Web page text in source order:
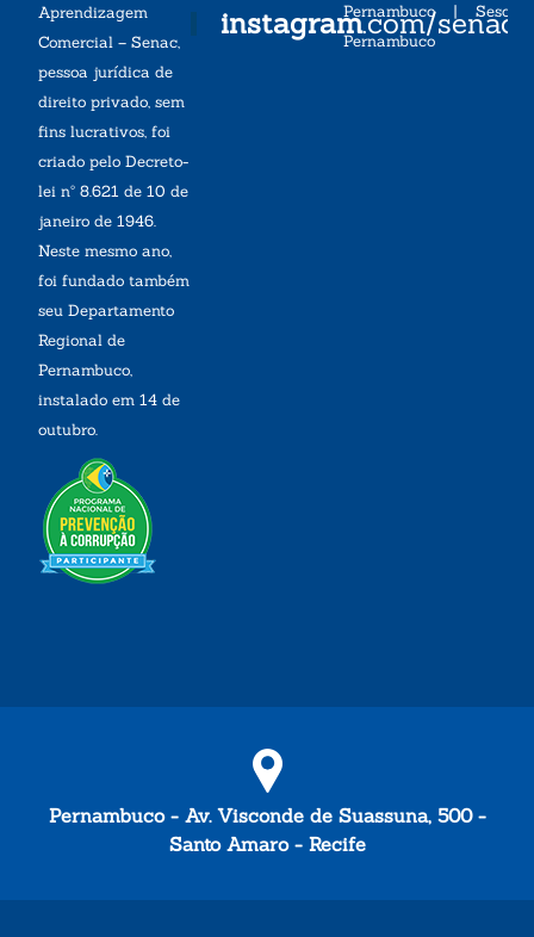
Aprendizagem
Comercial – Senac,
pessoa jurídica de
direito privado, sem
fins lucrativos, foi
criado pelo Decreto-
lei nº 8.621 de 10 de
janeiro de 1946.
Neste mesmo ano,
foi fundado também
seu Departamento
Regional de
Pernambuco,
instalado em 14 de
outubro.
instagram.com/
Pernambuco| Sesc
Pernambuco
Pernambuco - Av. Visconde de Suassuna, 500 -
Santo Amaro - Recife